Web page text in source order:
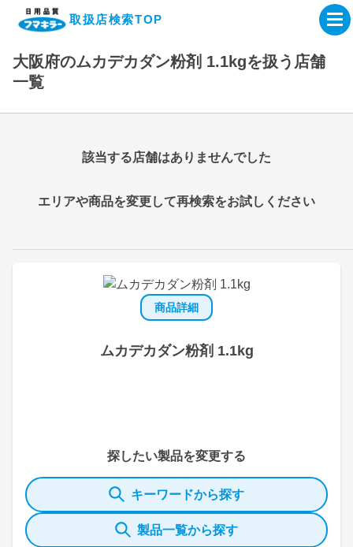
取扱店検索TOP
企業・IR情報サイト
製品情報サイト
オンラインショップ
製品検索はこちら
取扱店検索はこちら
大阪府のムカデカダン粉剤 1.1kgを扱う店舗
一覧
商品詳細
ムカデカダン粉剤 1.1kg
探したい製品を変更する
キーワードから探す
製品一覧から探す
該当する店舗はありませんでした
エリアや商品を変更して再検索をお試しください